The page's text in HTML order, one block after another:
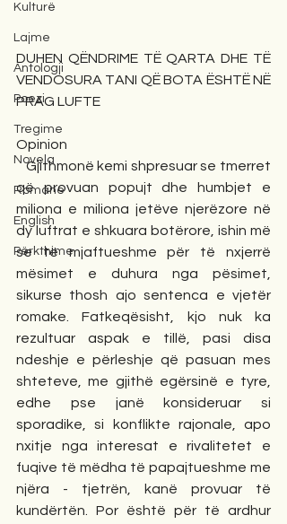
Kulturë
Lajme
Antologji
Poezi
Tregime
Novela
Romane
English
Përkthime
DUHEN QËNDRIME TË QARTA DHE TË
VENDOSURA TANI QË BOTA ËSHTË NË
PRAG LUFTE
Opinion
Gjithmonë kemi shpresuar se tmerret
që provuan popujt dhe humbjet e
miliona e miliona jetëve njerëzore në
dy luftrat e shkuara botërore, ishin më
se të mjaftueshme për të nxjerrë
mësimet e duhura nga pësimet,
sikurse thosh ajo sentenca e vjetër
romake. Fatkeqësisht, kjo nuk ka
rezultuar aspak e tillë, pasi disa
ndeshje e përleshje që pasuan mes
shteteve, me gjithë egërsinë e tyre,
edhe pse janë konsideruar si
sporadike, si konflikte rajonale, apo
nxitje nga interesat e rivalitetet e
fuqive të mëdha të papajtueshme me
njëra - tjetrën, kanë provuar të
kundërtën. Por është për të ardhur